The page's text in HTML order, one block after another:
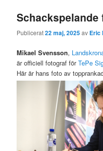
Schackspelande
Publicerat22 maj, 2025av Eric
Mikael Svensson,
är officiell fotograf förTePe
Här är hans foto av